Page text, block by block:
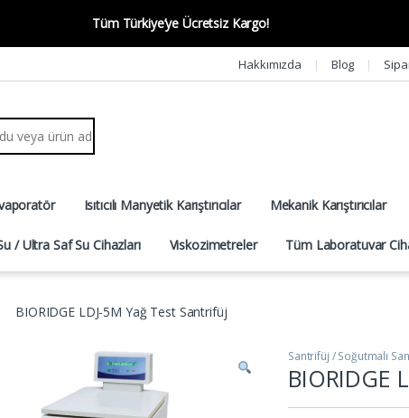
Tüm Türkiye’ye Ücretsiz Kargo!
Hakkımızda Blog
Isıtıcılı Manyetik Karıştırıcılar Mekanik Karıştırıcılar
/ Ultra Saf Su Cihazları Viskozimetreler Tüm Laboratuvar
BIORIDGE LDJ-5M Yağ Test Santrifüj
Santrifüj / Soğutmalı
BIORIDGE